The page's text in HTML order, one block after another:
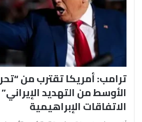
ترامب: أمريكا تقترب من
الأوسط من التهديد
الاتفاقات الإبراهيمية